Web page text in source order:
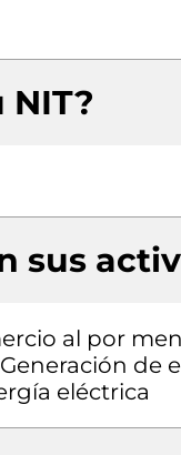
NIT?
sus
al por
de
eléctrica